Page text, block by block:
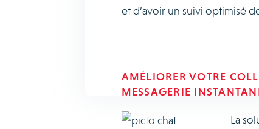
et d’avoir un suivi optimisé
AMÉLIORER VOTRE
MESSAGERIE
La